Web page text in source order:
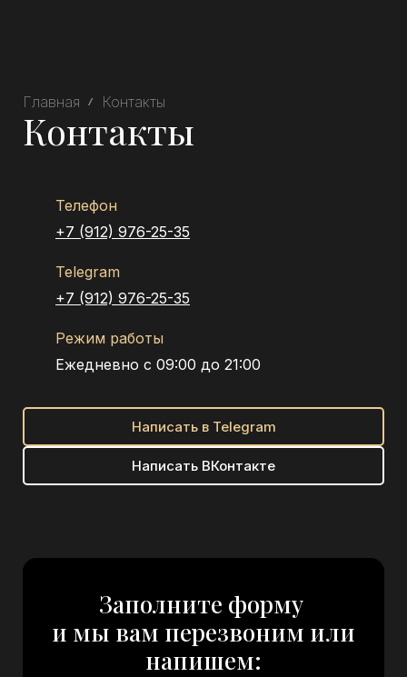
Главная Контакты
Контакты
Телефон
+7 (912) 976-25-35
Telegram
+7 (912) 976-25-35
Режим работы
Ежедневно с 09:00 до 21:00
Написать в Telegram
Написать ВКонтакте
Заполните форму
и мы вам перезвоним или
напишем: